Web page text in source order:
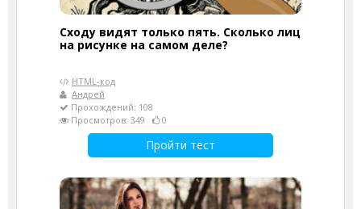
Сходу видят только пять. Сколько лиц
на рисунке на самом деле?
HTML-код
Андрей
Прохождений: 108
Просмотров: 349
0
Пройти тест